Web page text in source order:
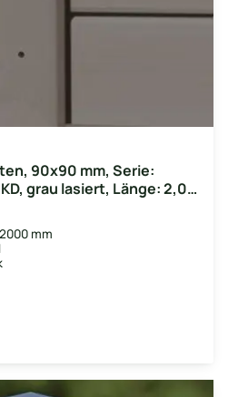
90x90 mm, Serie:
grau lasiert, Länge: 2,00
mm